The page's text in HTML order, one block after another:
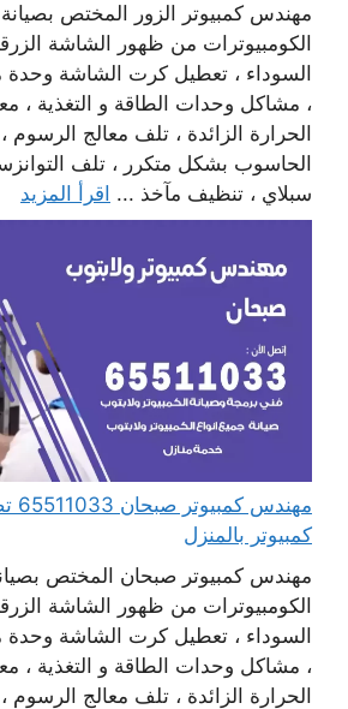
مهندس كمبيوتر الزور المختص
الكومبيوترات من ظهور الشاشة
السوداء ، تعطيل كرت الشاشة وحدة
، مشاكل وحدات الطاقة و التغذية ،
الحرارة الزائدة ، تلف معالج الرسوم
الحاسوب بشكل متكرر ، تلف
سبلاي ، تنظيف مآخذ ... اقرأ المزيد
كمبيوتر بالمنزل
مهندس كمبيوتر صبحان المختص
الكومبيوترات من ظهور الشاشة
السوداء ، تعطيل كرت الشاشة وحدة
، مشاكل وحدات الطاقة و التغذية ،
الحرارة الزائدة ، تلف معالج الرسوم ،